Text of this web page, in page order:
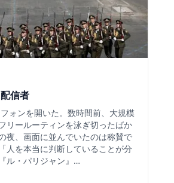
信者
ォンを開いた。数時間前、大規模
リールーティンを泳ぎ切ったばか
夜、画面に並んでいたのは称賛で
人を本当に判断していることが分
ル・パリジャン』…